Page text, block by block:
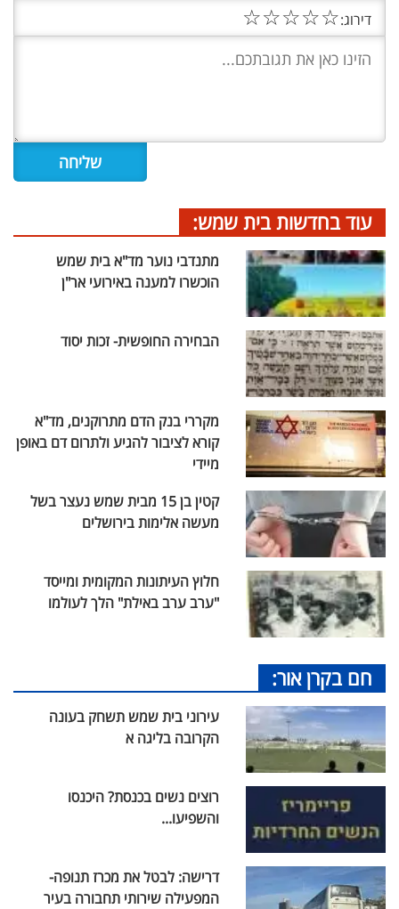
דירוג:☆
☆
☆
☆
☆
עוד בחדשות בית שמש:
מתנדבי נוער מד"א בית שמש
הוכשרו למענה באירועי אר"ן
הבחירה החופשית- זכות יסוד
מקררי בנק הדם מתרוקנים, מד"א
קורא לציבור להגיע ולתרום דם באופן
מיידי
קטין בן 15 מבית שמש נעצר בשל
מעשה אלימות בירושלים
חלוץ העיתונות המקומית ומייסד
"ערב ערב באילת" הלך לעולמו
חם בקרן אור:
עירוני בית שמש תשחק בעונה
הקרובה בליגה א
רוצים נשים בכנסת? היכנסו
והשפיעו...
דרישה: לבטל את מכרז תנופה-
המפעילה שירותי תחבורה בעיר